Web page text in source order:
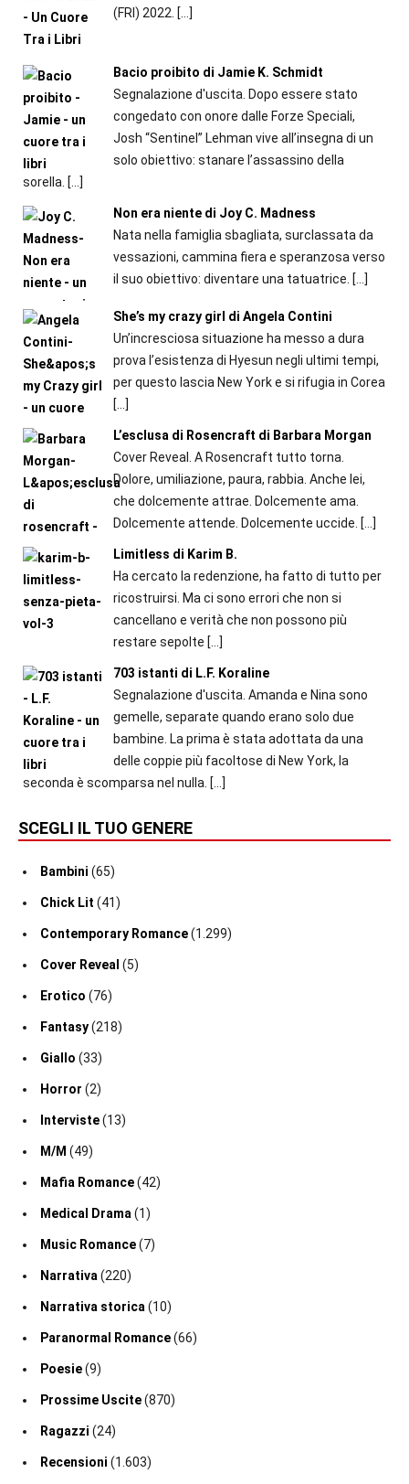
(FRI) 2022. […]
Bacio proibito di Jamie K. Schmidt
Segnalazione d'uscita. Dopo essere stato
congedato con onore dalle Forze Speciali,
Josh “Sentinel” Lehman vive all’insegna di un
solo obiettivo: stanare l’assassino della
sorella. […]
Non era niente di Joy C. Madness
Nata nella famiglia sbagliata, surclassata da
vessazioni, cammina fiera e speranzosa verso
il suo obiettivo: diventare una tatuatrice. […]
She’s my crazy girl di Angela Contini
Un’incresciosa situazione ha messo a dura
prova l’esistenza di Hyesun negli ultimi tempi,
per questo lascia New York e si rifugia in Corea
[…]
L’esclusa di Rosencraft di Barbara Morgan
Cover Reveal. A Rosencraft tutto torna.
Dolore, umiliazione, paura, rabbia. Anche lei,
che dolcemente attrae. Dolcemente ama.
Dolcemente attende. Dolcemente uccide. […]
Limitless di Karim B.
Ha cercato la redenzione, ha fatto di tutto per
ricostruirsi. Ma ci sono errori che non si
cancellano e verità che non possono più
restare sepolte […]
703 istanti di L.F. Koraline
Segnalazione d'uscita. Amanda e Nina sono
gemelle, separate quando erano solo due
bambine. La prima è stata adottata da una
delle coppie più facoltose di New York, la
seconda è scomparsa nel nulla. […]
SCEGLI IL TUO GENERE
Bambini (65)
Chick Lit (41)
Contemporary Romance(1.299)
Cover Reveal (5)
Erotico (76)
Fantasy(218)
Giallo (33)
Horror (2)
Interviste(13)
M/M (49)
Mafia Romance(42)
Medical Drama (1)
Music Romance(7)
Narrativa (220)
Narrativa storica (10)
Paranormal Romance(66)
Poesie(9)
Prossime Uscite(870)
Ragazzi (24)
Recensioni (1.603)